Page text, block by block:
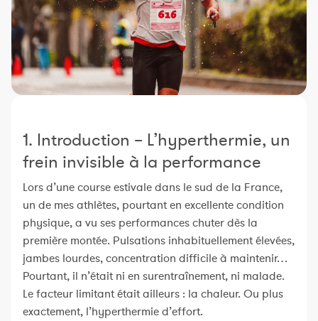
1. Introduction – L’hyperthermie, un
frein invisible à la performance
Lors d’une course estivale dans le sud de la France,
un de mes athlètes, pourtant en excellente condition
physique, a vu ses performances chuter dès la
première montée. Pulsations inhabituellement élevées,
jambes lourdes, concentration difficile à maintenir…
Pourtant, il n’était ni en surentraînement, ni malade.
Le facteur limitant était ailleurs : la chaleur. Ou plus
exactement, l’hyperthermie d’effort.